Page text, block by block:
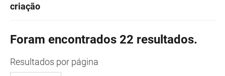
criação
Foram encontrados 22 resultados.
Resultados por página